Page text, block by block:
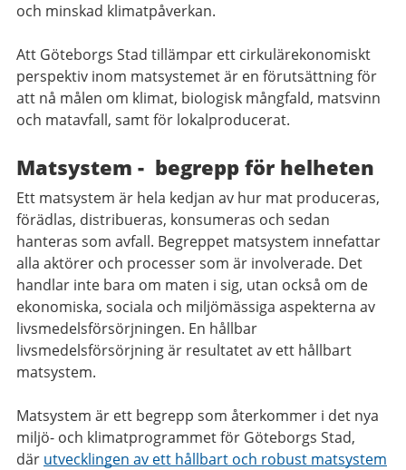
och minskad klimatpåverkan.
Att Göteborgs Stad tillämpar ett cirkulärekonomiskt
perspektiv inom matsystemet är en förutsättning för
att nå målen om klimat, biologisk mångfald, matsvinn
och matavfall, samt för lokalproducerat.
Matsystem - begrepp för helheten
Ett matsystem är hela kedjan av hur mat produceras,
förädlas, distribueras, konsumeras och sedan
hanteras som avfall. Begreppet matsystem innefattar
alla aktörer och processer som är involverade. Det
handlar inte bara om maten i sig, utan också om de
ekonomiska, sociala och miljömässiga aspekterna av
livsmedelsförsörjningen. En hållbar
livsmedelsförsörjning är resultatet av ett hållbart
matsystem.
Matsystem är ett begrepp som återkommer i det nya
miljö- och klimatprogrammet för Göteborgs Stad,
där utvecklingen av ett hållbart och robust matsystem